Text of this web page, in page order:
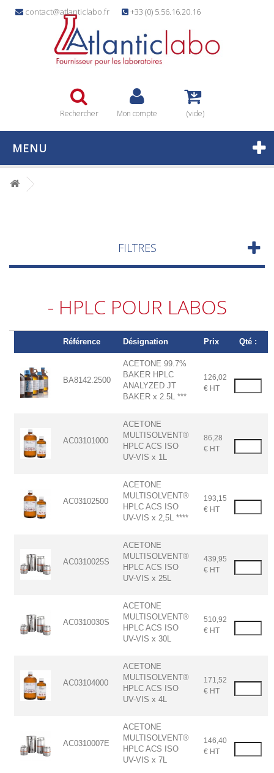
contact@atlanticlabo.fr +33 (0) 5.56.16.20.16
Rechercher Mon compte (vide)
MENU
FILTRES
- HPLC POUR LABOS
Référence Désignation Prix Qté :
BA8142.2500
ACETONE 99.7%
BAKER HPLC
ANALYZED JT
BAKER x 2.5L ***
126,02
€ HT
AC03101000
ACETONE
MULTISOLVENT®
HPLC ACS ISO
UV-VIS x 1L
86,28
€ HT
AC03102500
ACETONE
MULTISOLVENT®
HPLC ACS ISO
UV-VIS x 2,5L ****
193,15
€ HT
AC0310025S
ACETONE
MULTISOLVENT®
HPLC ACS ISO
UV-VIS x 25L
439,95
€ HT
AC0310030S
ACETONE
MULTISOLVENT®
HPLC ACS ISO
UV-VIS x 30L
510,92
€ HT
AC03104000
ACETONE
MULTISOLVENT®
HPLC ACS ISO
UV-VIS x 4L
171,52
€ HT
AC0310007E
ACETONE
MULTISOLVENT®
HPLC ACS ISO
UV-VIS x 7L
146,40
€ HT